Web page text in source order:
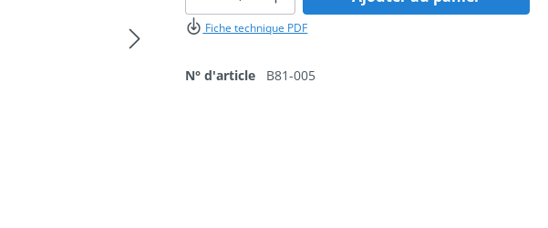
Fiche technique PDF
N° d'article B81-005